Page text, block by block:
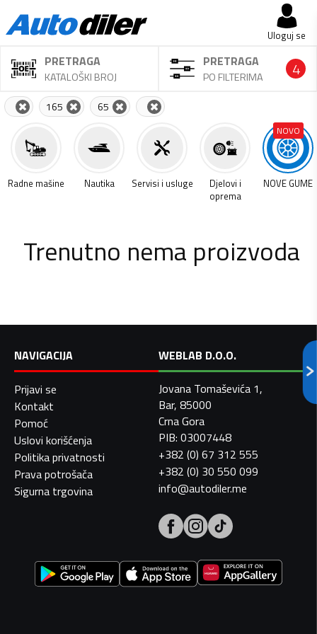
Uloguj se
PRETRAGA
KATALOŠKI BROJ
PRETRAGA
PO FILTERIMA 4
165 65
Radne mašine Nautika Servisi i usluge
Djelovi i
oprema
NOVO
NOVE GUME
Trenutno nema proizvoda
NAVIGACIJA
Prijavi se
Kontakt
Pomoć
Uslovi korišćenja
Politika privatnosti
Prava potrošača
Sigurna trgovina
WEBLAB D.O.O.
Jovana Tomaševića 1,
Bar, 85000
Crna Gora
PIB: 03007448
+382 (0) 67 312 555
+382 (0) 30 550 099
info@autodiler.me